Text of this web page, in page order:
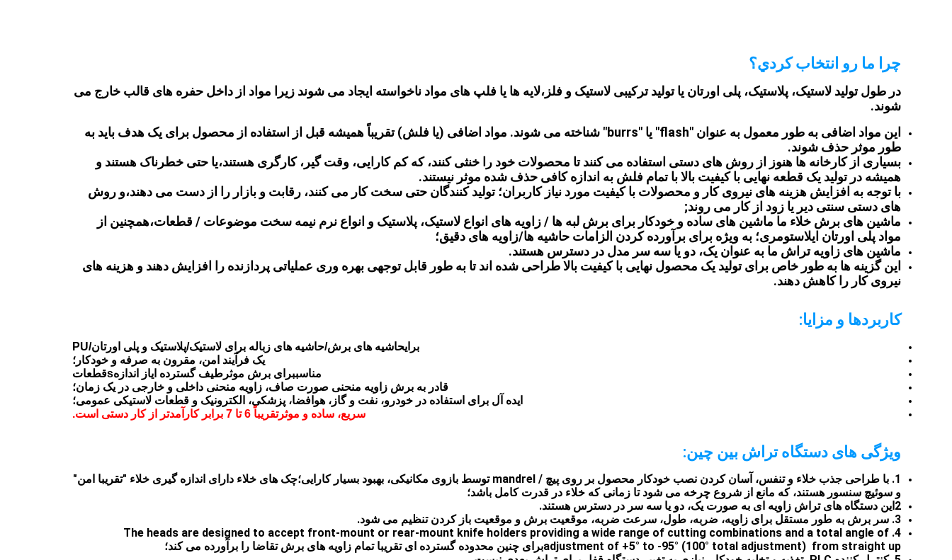
چرا ما رو انتخاب کردي؟
در طول تولید لاستیک، پلاستیک، پلی اورتان یا تولید ترکیبی لاستیک و فلز،لایه ها یا فلپ های مواد ناخواسته ایجاد می شوند زیرا مواد از داخل حفره های قالب خارج می
شوند.
این مواد اضافی به طور معمول به عنوان "flash" یا "burrs" شناخته می شوند. مواد اضافی (یا فلش) تقریباً همیشه قبل از استفاده از محصول برای یک هدف باید به
طور موثر حذف شوند.
بسیاری از کارخانه ها هنوز از روش های دستی استفاده می کنند تا محصولات خود را خنثی کنند، که کم کارایی، وقت گیر، کارگری هستند،یا حتی خطرناک هستند و
همیشه در تولید یک قطعه نهایی با کیفیت بالا با تمام فلش به اندازه کافی حذف شده موثر نیستند.
با توجه به افزایش هزینه های نیروی کار و محصولات با کیفیت مورد نیاز کاربران؛ تولید کنندگان حتی سخت کار می کنند، رقابت و بازار را از دست می دهند،و روش
های دستی سنتی دیر یا زود از کار می روند;
ماشین های برش خلاء ما ماشین های ساده و خودکار برای برش لبه ها / زاویه های انواع لاستیک، پلاستیک و انواع نرم نیمه سخت موضوعات / قطعات،همچنین از
مواد پلی اورتان ایلاستومری؛ به ویژه برای برآورده کردن الزامات حاشیه ها/زاویه های دقیق؛
ماشین های زاویه تراش ما به عنوان یک، دو یا سه سر مدل در دسترس هستند.
این گزینه ها به طور خاص برای تولید یک محصول نهایی با کیفیت بالا طراحی شده اند تا به طور قابل توجهی بهره وری عملیاتی پردازنده را افزایش دهند و هزینه های
نیروی کار را کاهش دهند.
کاربردها و مزایا:
برایحاشیه های برش/حاشیه های زباله برای لاستیک/پلاستیک و پلی اورتان/PU
یک فرآیند امن، مقرون به صرفه و خودکار؛
مناسببرای برش موثر طیف گسترده ایاز اندازهsقطعات
قادر به برش زاویه منحنی صورت صاف، زاویه منحنی داخلی و خارجی در یک زمان؛
ایده آل برای استفاده در خودرو، نفت و گاز، هوافضا، پزشکی، الکترونیک و قطعات لاستیکی عمومی؛
سريع، ساده و موثرتقریباً 6 تا 7 برابر کارآمدتر از کار دستی است.
ویژگی های دستگاه تراش بین چین:
1. با طراحی جذب خلاء و تنفس، آسان کردن نصب خودکار محصول بر روی پیچ / mandrel توسط بازوی مکانیکی، بهبود بسیار کارایی؛چک های خلاء دارای اندازه گیری خلاء "تقریبا امن"
و سوئیچ سنسور هستند، که مانع از شروع چرخه می شود تا زمانی که خلاء در قدرت کامل باشد؛
2این دستگاه های تراش زاویه ای به صورت یک، دو یا سه سر در دسترس هستند.
3. سر برش به طور مستقل برای زاویه، ضربه، طول، سرعت ضربه، موقعیت برش و موقعیت باز کردن تنظیم می شود.
4. The heads are designed to accept front-mount or rear-mount knife holders providing a wide range of cutting combinations and a total angle of
adjustment of +5° to -95° (100° total adjustment) from straight upبرای چنین محدوده گسترده ای تقریبا تمام زاویه های برش تقاضا را برآورده می کند؛